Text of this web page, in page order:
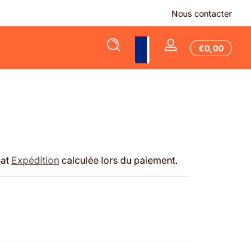
-40% sur TOUTE notre catégorie accessoires Switch 🎮
Nous contacter
Se
connecter
€0,00Total
€0,00
dans
Expédition calculée lors du paiement.